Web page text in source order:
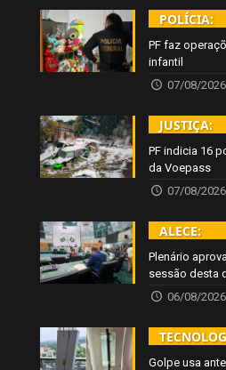
POLÍCIA:
PF faz
infantil
07/08/2026
JUSTIÇA:
PF indicia 16
da Voepass
07/08/2026
ALECE:
Plenário
sessão desta
06/08/2026
Golpe usa